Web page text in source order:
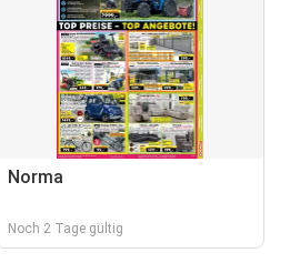
Norma
Noch 2 Tage gültig